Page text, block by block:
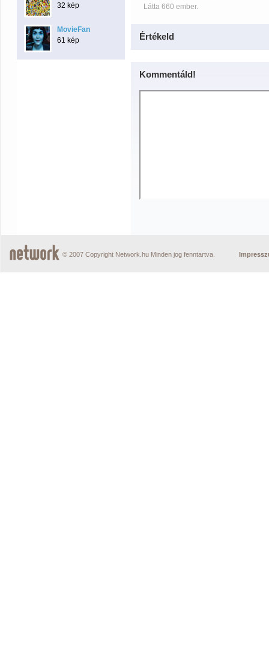
32 kép
MovieFan
61 kép
Látta 660 ember.
Értékeld
Kommentáld!
© 2007 Copyright Network.hu Minden jog fenntartva.